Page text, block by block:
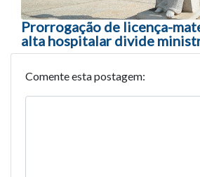
Prorrogação de licença-
alta hospitalar divide
Comente esta postagem: